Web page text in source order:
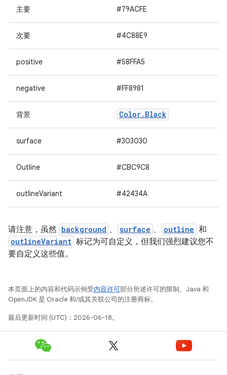
主要 #79ACFE
次要 #4C88E9
positive #58FFA5
negative #FF8981
背景 Color.Black
surface #303030
Outline #CBC9C8
outlineVariant #42434A
请注意，虽然 background 、 surface 、 outline 和
outlineVariant 标记为可自定义，但我们强烈建议您不
要自定义这些值。
本页面上的内容和代码示例受内容许可部分所述许可的限制。Java 和
OpenJDK 是 Oracle 和/或其关联公司的注册商标。
最后更新时间 (UTC)：2026-06-18。